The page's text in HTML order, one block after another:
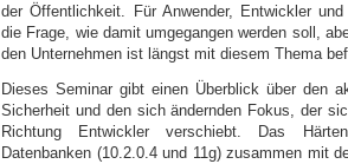
der Öffentlichkeit. Für Anwender, Entwickler
die Frage, wie damit umgegangen werden soll,
den Unternehmen ist längst mit diesem Thema
Dieses Seminar gibt einen Überblick über den
Sicherheit und den sich ändernden Fokus, der
Richtung Entwickler verschiebt. Das
Datenbanken (10.2.0.4 und 11g) zusammen mit